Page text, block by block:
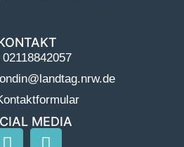
02118842057
MEDIA